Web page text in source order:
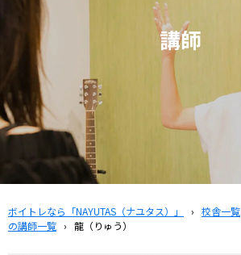
講師
ボイトレなら「NAYUTAS（ナユタス）」 › 校舎一覧
の講師一覧 › 龍（りゅう）